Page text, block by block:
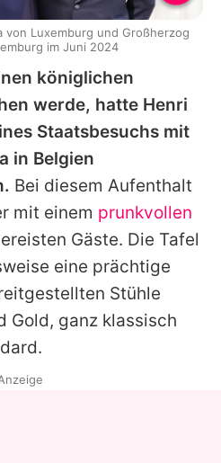
königlichen
werde, hatte Henri
Staatsbesuchs mit
in Belgien
Bei diesem Aufenthalt
mit einem prunkvollen
Gäste. Die Tafel
eine prächtige
Stühle
Gold, ganz klassisch
von Luxemburg und Großherzog
im Juni 2024